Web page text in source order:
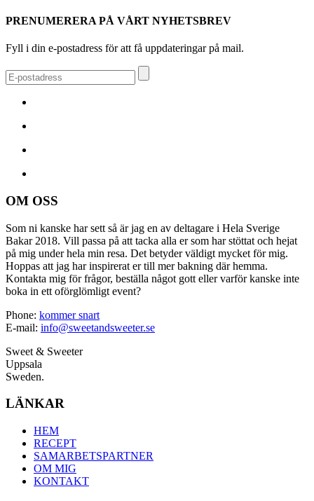
PRENUMERERA PÅ VÅRT NYHETSBREV
Fyll i din e-postadress för att få uppdateringar på mail.
OM OSS
Som ni kanske har sett så är jag en av deltagare i Hela Sverige
Bakar 2018. Vill passa på att tacka alla er som har stöttat och hejat
på mig under hela min resa. Det betyder väldigt mycket för mig.
Hoppas att jag har inspirerat er till mer bakning där hemma.
Kontakta mig för frågor, beställa något gott eller varför kanske inte
boka in ett oförglömligt event?
Phone: kommer snart
E-mail: info@sweetandsweeter.se
Sweet & Sweeter
Uppsala
Sweden.
LÄNKAR
HEM
RECEPT
SAMARBETSPARTNER
OM MIG
KONTAKT